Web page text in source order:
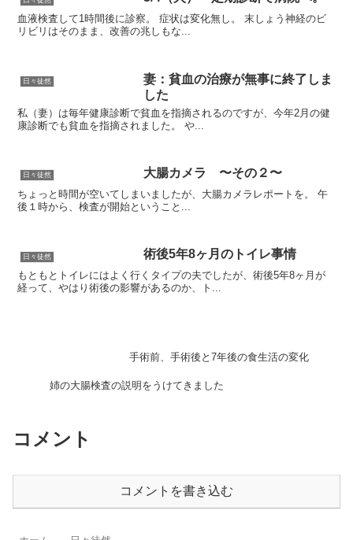
血液検査して1時間後に診察。 症状は変化無し。 末しょう神経のビ
リビリはそのまま、改善の兆しもな...
日々徒然
妻：貧血の治療が無事に終了しま
した
私（妻）は毎年健康診断で貧血を指摘されるのですが、今年2月の健
康診断でも貧血を指摘されました。 や...
日々徒然 大腸カメラ 〜その２〜
ちょっと時間が空いてしまいましたが、大腸カメラレポートを。 午
後１時から、検査が開始ということ...
日々徒然 術後5年8ヶ月のトイレ事情
もともとトイレにはよく行くタイプの夫でしたが、術後5年8ヶ月が
経って、やはり術後の影響があるのか、ト...
手術前、手術後と7年後の食生活の変化
姉の大腸検査の説明をうけてきました
コメント
コメントを書き込む